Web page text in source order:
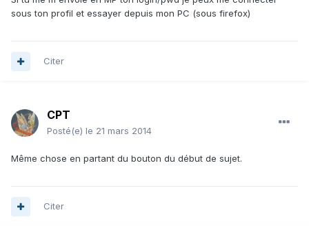
sous ton profil et essayer depuis mon PC (sous firefox)
Citer
CPT
Posté(e) le 21 mars 2014
Même chose en partant du bouton du début de sujet.
Citer